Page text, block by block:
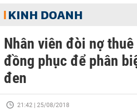
KINH DOANH
Nhân viên đòi nợ
đồng phục để phân
đen
21:42 | 25/08/2018